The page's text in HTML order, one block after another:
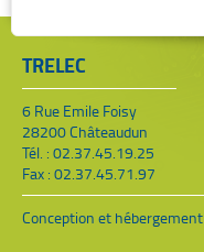
TRELEC
6 Rue Emile Foisy
28200 Châteaudun
Tél. : 02.37.45.19.25
Fax : 02.37.45.71.97
Conception et hébergement